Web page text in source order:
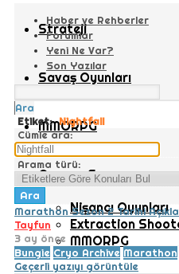
Strateji
Savaş Oyunları
MMORPG
Oyuncu Sayısı
Nişancı Oyunları
Extraction
MMORPG
Haber ve Rehberler
Forumlar
Yeni Ne Var?
Son Yazılar
Ara
Etiket:Nightfall
Cümle ara:
Arama türü:
Marathon Sezon 2 Tarihi
Tayfun
3 ay önce
Bungie Cryo Archive Marathon
Geçerli yazıyı görüntüle